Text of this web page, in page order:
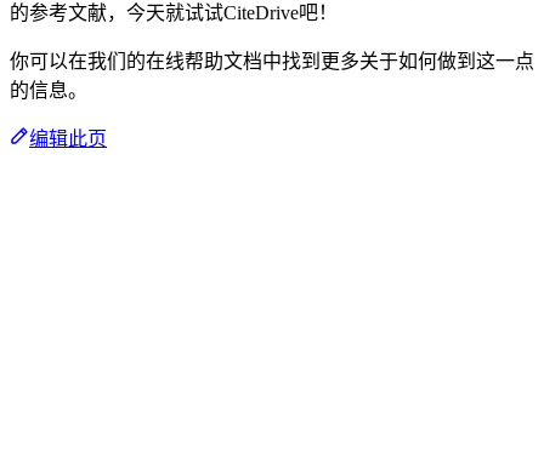
的参考文献，今天就试试CiteDrive吧！
你可以在我们的在线帮助文档中找到更多关于如何做到这一点
的信息。
编辑此页